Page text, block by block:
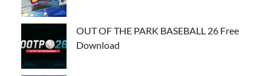
OUT OF THE PARK BASEBALL 26 Free
Download